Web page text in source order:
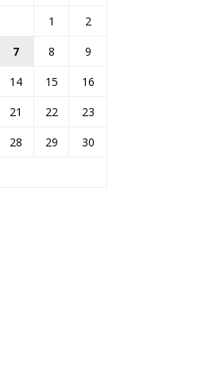
1
2
7 8
9
14 15
16
21 22
23
28 29
30